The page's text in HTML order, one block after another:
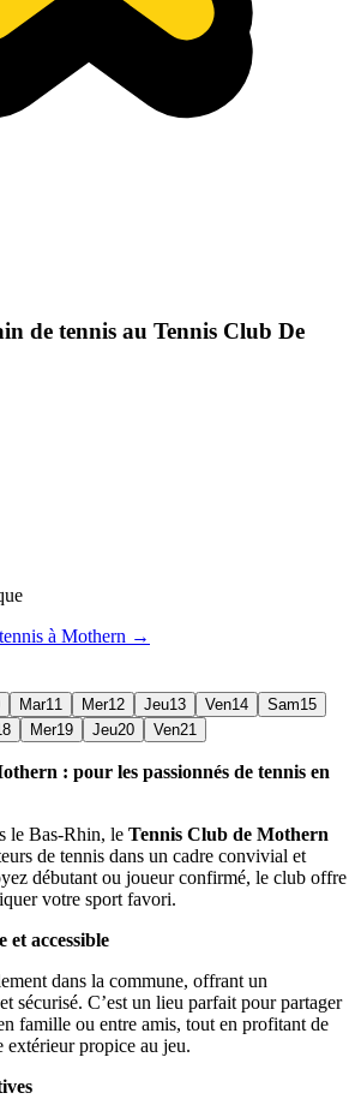
de tennis au Tennis Club De
tennis à Mothern →
Mar11 Mer12 Jeu13 Ven14 Sam15
Mer19 Jeu20 Ven21
: pour les passionnés de tennis en
le Bas-Rhin, le Tennis Club de Mothern
de tennis dans un cadre convivial et
débutant ou joueur confirmé, le club offre
votre sport favori.
et accessible
dans la commune, offrant un
sécurisé. C’est un lieu parfait pour partager
famille ou entre amis, tout en profitant de
extérieur propice au jeu.